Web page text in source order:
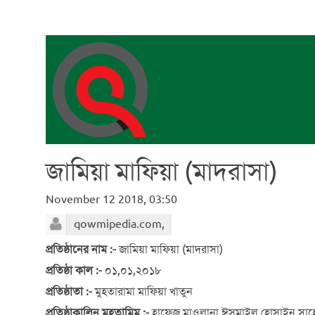
জামিয়া মাফিয়া (মাদরাসা)
November 12 2018, 03:50
qowmipedia.com,
প্রতিষ্ঠানের নাম :-জামিয়া মাফিয়া (মাদরাসা)
প্রতিষ্ঠা কাল :- ০১,০১,২০১৮
প্রতিষ্ঠাতা :-মুহতারামা মাফিয়া খাতুন